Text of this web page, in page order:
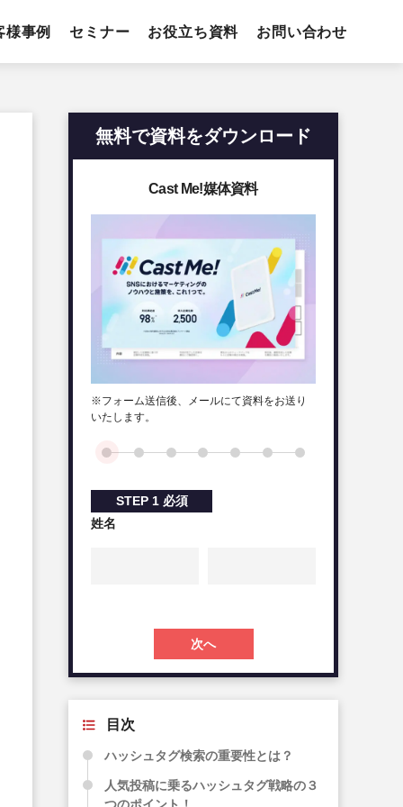
様事例 セミナー お役立ち資料 お問い合わせ
無料で資料をダウンロード
Cast Me!媒体資料
※フォーム送信後、メールにて資料をお送り
いたします。
STEP 1 必須
姓名
次へ
目次
ハッシュタグ検索の重要性とは？
人気投稿に乗るハッシュタグ戦略の３
つのポイント！